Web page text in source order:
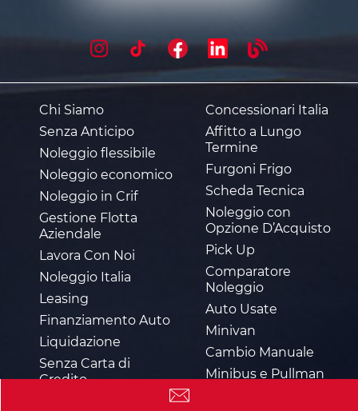
Chi Siamo
Senza Anticipo
Noleggio flessibile
Noleggio economico
Noleggio in Crif
Gestione Flotta
Aziendale
Lavora Con Noi
Noleggio Italia
Leasing
Finanziamento Auto
Liquidazione
Senza Carta di
Credito
Concessionari Italia
Affitto a Lungo
Termine
Furgoni Frigo
Scheda Tecnica
Noleggio con
Opzione D’Acquisto
Pick Up
Comparatore
Noleggio
Auto Usate
Minivan
Cambio Manuale
Minibus e Pullman